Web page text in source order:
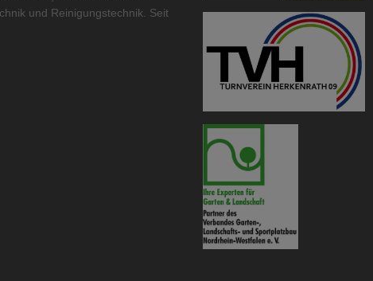
und Reinigungstechnik . Seit